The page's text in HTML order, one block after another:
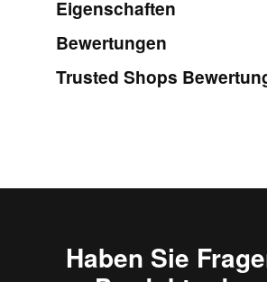
Eigenschaften
Bewertungen
Trusted Shops
Haben Sie